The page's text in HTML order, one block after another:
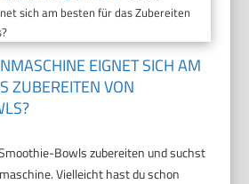
sich am besten für das Zubereiten
EIGNET SICH AM
ZUBEREITEN VON
Bowls zubereiten und suchst
Vielleicht hast du schon